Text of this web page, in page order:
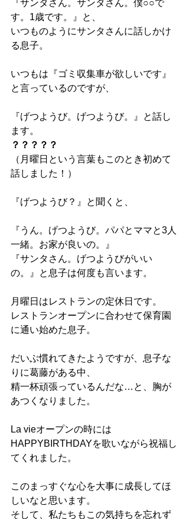
『サンタさん。サンタさん。僕○○で
す。1歳です。』と、
いつものようにサンタさんに話しかけ
る息子。
いつもは『ゴミ収集車が欲しいです』
と言っているのですが、
『げつようび。げつようび。』と話し
ます。
？？？？？
（月曜日という言葉もこのとき初めて
話しました！）
『げつようび？』と聞くと、
『うん。げつようび。パパとママと3人
一緒。お家が良いの。』
『サンタさん。げつようびがいい
の。』と息子は何度も言います。
月曜日はレストランの定休日です。
レストランオープンに合わせて保育園
に通い始めた息子。
だいぶ慣れてきたようですが、息子な
りに葛藤がある中、
精一杯頑張っているんだな…と、胸が
あつくなりました。
La vieオープンの時には
HAPPYBIRTHDAYを歌いながら祝福し
てくれました。
このまっすぐな心を大事に成長してほ
しいなと思います。
そして、私たちもこの気持ちを忘れず